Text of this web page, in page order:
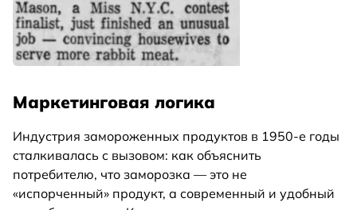
Маркетинговая логика
Индустрия замороженных продуктов в 1950-е годы
сталкивалась с вызовом: как объяснить
потребителю, что заморозка — это не
«испорченный» продукт, а современный и удобный